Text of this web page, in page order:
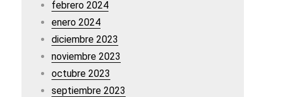
febrero 2024
enero 2024
diciembre 2023
noviembre 2023
octubre 2023
septiembre 2023